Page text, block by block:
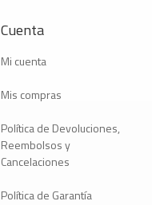
Cuenta
Mi cuenta
Mis compras
Política de Devoluciones,
Reembolsos y
Cancelaciones
Política de Garantía